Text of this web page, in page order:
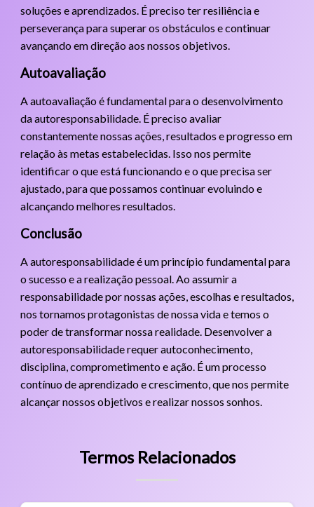
soluções e aprendizados. É preciso ter resiliência e
perseverança para superar os obstáculos e continuar
avançando em direção aos nossos objetivos.
Autoavaliação
A autoavaliação é fundamental para o desenvolvimento
da autoresponsabilidade. É preciso avaliar
constantemente nossas ações, resultados e progresso em
relação às metas estabelecidas. Isso nos permite
identificar o que está funcionando e o que precisa ser
ajustado, para que possamos continuar evoluindo e
alcançando melhores resultados.
Conclusão
A autoresponsabilidade é um princípio fundamental para
o sucesso e a realização pessoal. Ao assumir a
responsabilidade por nossas ações, escolhas e resultados,
nos tornamos protagonistas de nossa vida e temos o
poder de transformar nossa realidade. Desenvolver a
autoresponsabilidade requer autoconhecimento,
disciplina, comprometimento e ação. É um processo
contínuo de aprendizado e crescimento, que nos permite
alcançar nossos objetivos e realizar nossos sonhos.
Termos Relacionados